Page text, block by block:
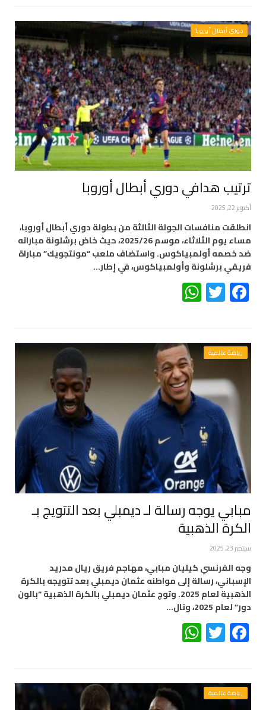
دوري أبطال أوروبا
ترتيب هدافي دوري أبطال أوروبا
أكتوبر 22, 2025
انطلقت منافسات الجولة الثالثة من بطولة دوري أبطال أوروبا،
مساء يوم الثلاثاء، موسم 2025/26، حيث خاض برشلونة مباراته
ضد خصمه أولمبياكوس. واستضاف ملعب “مونتجويك” مباراة
فريقي برشلونة وأولمبياكوس، في إطار…
Facebook
Twitter
رياضة عالمية
مبابي يوجه رسالة لـ ديمبلي بعد التتويج بـ
الكرة الذهبية
سبتمبر 23, 2025
وجه الفرنسي كيليان مبابي، مهاجم فريق ريال مدريد
الإسباني، رسالة إلى مواطنه عثمان ديمبلي بعد تتويجه بالكرة
الذهبية لعام 2025. وتوج عثمان ديمبلي بالكرة الذهبية “بالون
دور” لعام 2025، ونال…
Facebook
Twitter
رياضة عالمية